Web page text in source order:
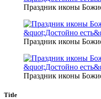
Праздник иконы
Праздник иконы
Праздник иконы
Title